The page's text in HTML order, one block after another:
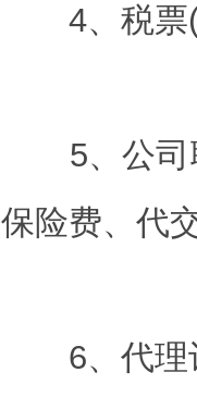
4、税票(
5、公司职
保险费、代
6、代理记